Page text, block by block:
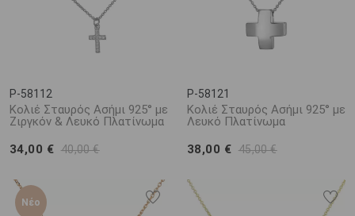
P-58112
Κολιέ Σταυρός Ασήμι 925° με
Ζιργκόν & Λευκό Πλατίνωμα
34,00 € 40,00 €
P-58121
Κολιέ Σταυρός Ασήμι 925° με
Λευκό Πλατίνωμα
38,00 € 45,00 €
Νέο